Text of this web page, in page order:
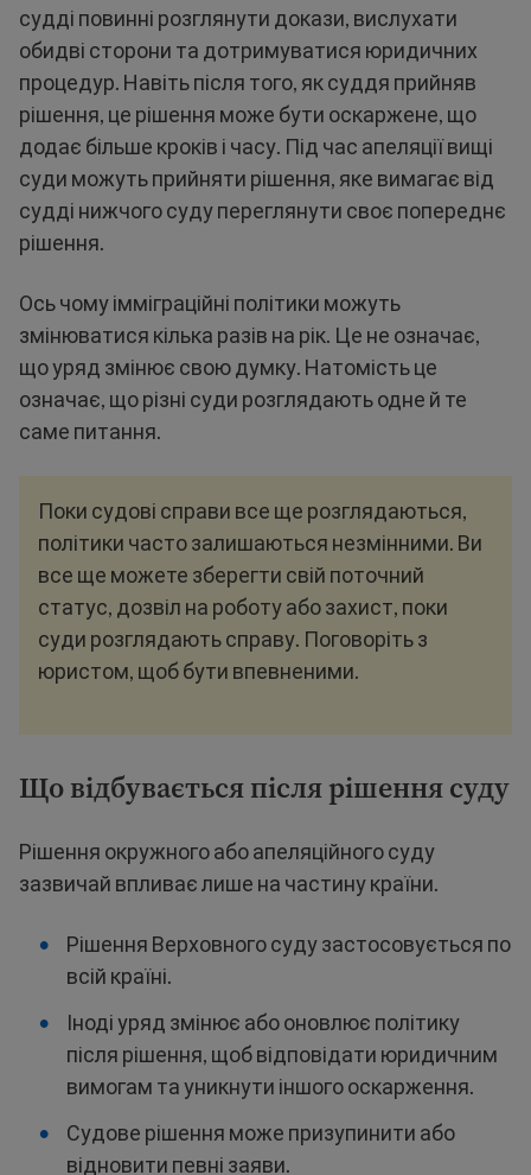
судді повинні розглянути докази, вислухати
обидві сторони та дотримуватися юридичних
процедур. Навіть після того, як суддя прийняв
рішення, це рішення може бути оскаржене, що
додає більше кроків і часу. Під час апеляції вищі
суди можуть прийняти рішення, яке вимагає від
судді нижчого суду переглянути своє попереднє
рішення.
Ось чому імміграційні політики можуть
змінюватися кілька разів на рік. Це не означає,
що уряд змінює свою думку. Натомість це
означає, що різні суди розглядають одне й те
саме питання.
Поки судові справи все ще розглядаються,
політики часто залишаються незмінними. Ви
все ще можете зберегти свій поточний
статус, дозвіл на роботу або захист, поки
суди розглядають справу. Поговоріть з
юристом, щоб бути впевненими.
Що відбувається після рішення суду
Рішення окружного або апеляційного суду
зазвичай впливає лише на частину країни.
Рішення Верховного суду застосовується по
всій країні.
Іноді уряд змінює або оновлює політику
після рішення, щоб відповідати юридичним
вимогам та уникнути іншого оскарження.
Судове рішення може призупинити або
відновити певні заяви.